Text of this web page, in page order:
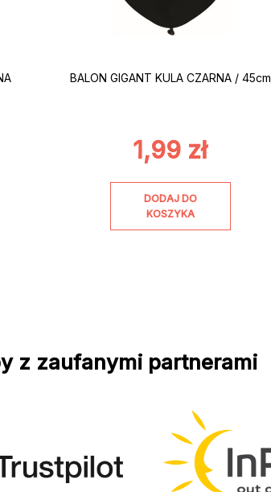
BALON GIGANT KULA CZARNA / 45cm
1,99 zł
DODAJ DO
KOSZYKA
z zaufanymi partnerami